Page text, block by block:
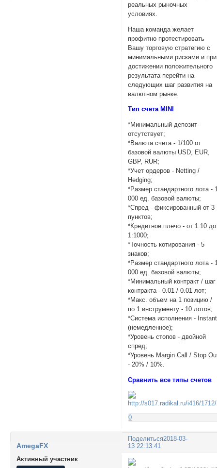
реальных рыночных
условиях.
Наша команда желает
профитно протестировать
Вашу торговую стратегию с
минимальными рисками и при
достижении положительного
результата перейти на
следующих шаг развития на
валютном рынке.
Тип счета MINI
*Минимальный депозит -
отсутствует;
*Валюта счета - 1/100 от
базовой валюты USD, EUR,
GBP, RUR;
*Учет ордеров - Netting /
Hedging;
*Размер стандартного лота -
000 ед. базовой валюты;
*Спред - фиксированный от 3
пунктов;
*Кредитное плечо - от 1:10 до
1:1000;
*Точность котирования - 5
знаков;
*Размер стандартного лота -
000 ед. базовой валюты;
*Минимальный контракт / шаг
контракта - 0.01 / 0.01 лот;
*Макс. объем на 1 позицию /
по 1 инструменту - 10 лотов;
*Система исполнения - Instant
(немедленное);
*Уровень стопов - двойной
спред;
*Уровень Margin Call / Stop
- 20% / 10%.
Сравнить все типы счетов
0
Поделиться2018-03-
13 22:13:41
AmegaFX
Активный участник